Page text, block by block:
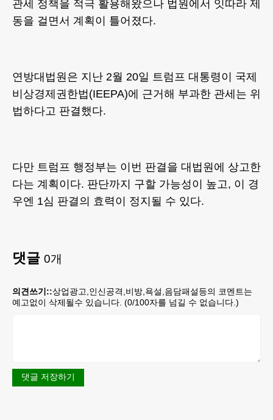
관세 정책을 적극 활용해왔으나 법원에서 잇따라 제
동을 걸면서 계획이 틀어졌다.
연방대법원은 지난 2월 20일 트럼프 대통령이 국제
비상경제권한법(IEEPA)에 근거해 부과한 관세는 위
법하다고 판결했다.
다만 트럼프 행정부는 이번 판결을 대법원에 상고한
다는 계획이다. 판단까지 구할 가능성이 높고, 이 경
우엔 1심 판결의 효력이 정지될 수 있다.
댓글 0개
의견쓰기::상업광고,인신공격,비방,욕설,음담패설등의 코멘트는
예고없이 삭제될수 있습니다. (0/100자를 넘길 수 없습니다.)
댓글 저장하기